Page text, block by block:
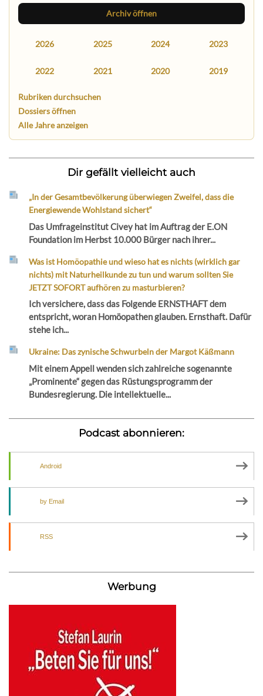
Archiv öffnen
2026 2025 2024 2023
2022 2021 2020 2019
Rubriken durchsuchen
Dossiers öffnen
Alle Jahre anzeigen
Dir gefällt vielleicht auch
„In der Gesamtbevölkerung überwiegen Zweifel, dass die
Energiewende Wohlstand sichert“
Das Umfrageinstitut Civey hat im Auftrag der E.ON
Foundation im Herbst 10.000 Bürger nach ihrer...
Was ist Homöopathie und wieso hat es nichts (wirklich gar
nichts) mit Naturheilkunde zu tun und warum sollten Sie
JETZT SOFORT aufhören zu masturbieren?
Ich versichere, dass das Folgende ERNSTHAFT dem
entspricht, woran Homöopathen glauben. Ernsthaft. Dafür
stehe ich...
Ukraine: Das zynische Schwurbeln der Margot Käßmann
Mit einem Appell wenden sich zahlreiche sogenannte
„Prominente“ gegen das Rüstungsprogramm der
Bundesregierung. Die intellektuelle...
Podcast abonnieren:
Android
by Email
RSS
Werbung